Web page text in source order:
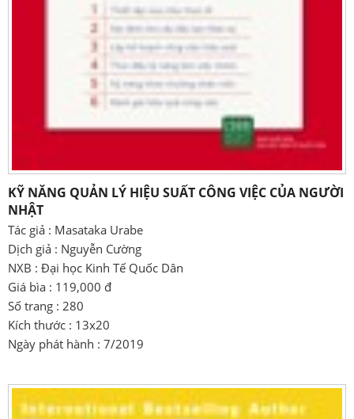
KỸ NĂNG QUẢN LÝ HIỆU SUẤT CÔNG VIỆC CỦA NGƯỜI
NHẬT
Tác giả : Masataka Urabe
Dịch giả : Nguyễn Cường
NXB : Đại học Kinh Tế Quốc Dân
Giá bìa : 119,000 đ
Số trang : 280
Kích thước : 13x20
Ngày phát hành : 7/2019